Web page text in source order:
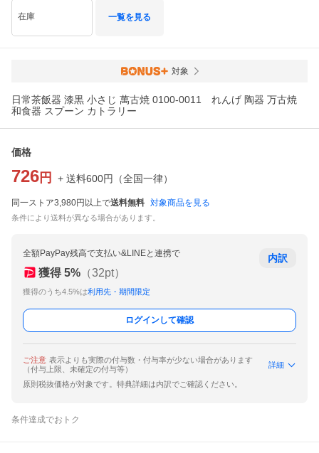
在庫 一覧を見る
対象
日常茶飯器 漆黒 小さじ 萬古焼 0100-0011 れんげ 陶器 万古焼
和食器 スプーン カトラリー
価格
726 円 + 送料600円 （全国一律）
同一ストア3,980円以上で送料無料 対象商品を見る
条件により送料が異なる場合があります。
全額PayPay残高で支払い&LINEと連携で
獲得 5% （32pt）
獲得のうち4.5%は利用先・期間限定
内訳
ログインして確認
ご注意 表示よりも実際の付与数・付与率が少ない場合があります
（付与上限、未確定の付与等）
詳細
原則税抜価格が対象です。特典詳細は内訳でご確認ください。
条件達成でおトク